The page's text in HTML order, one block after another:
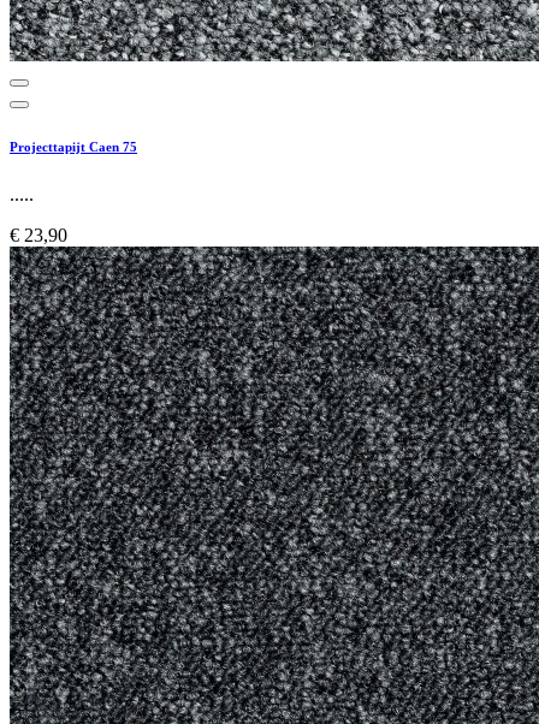
Projecttapijt Caen 75
.....
€ 23,90